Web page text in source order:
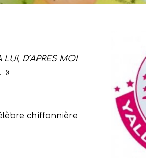
LUI, D’APRES MOI
»
chiffonnière